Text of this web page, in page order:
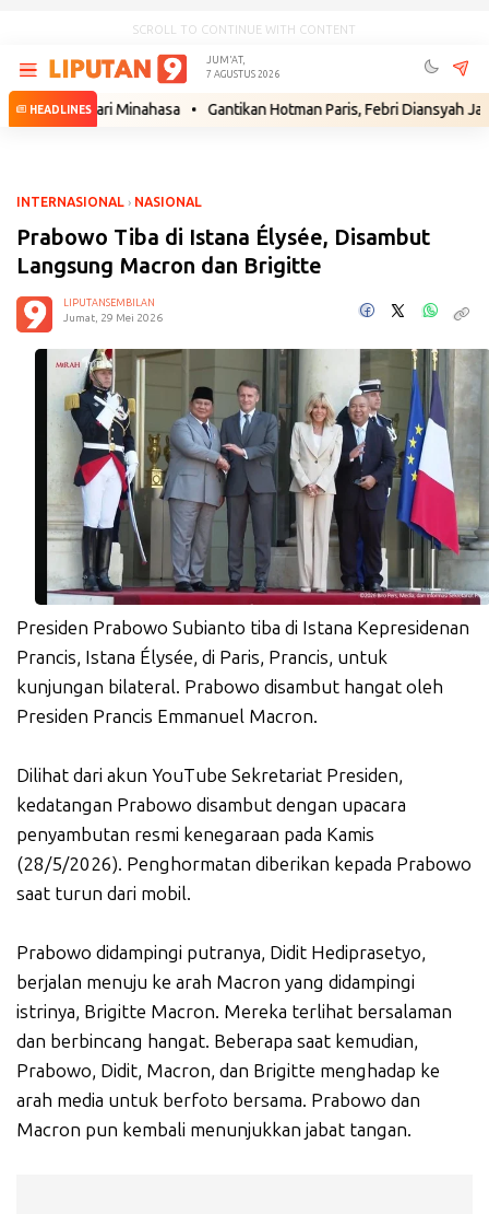
SCROLL TO CONTINUE WITH CONTENT
JUM'AT,
7 AGUSTUS 2026
HEADLINES
dari Minahasa • Gantikan Hotman Paris, Febri Diansyah Jadi
INTERNASIONAL › NASIONAL
Prabowo Tiba di Istana Élysée, Disambut
Langsung Macron dan Brigitte
LIPUTANSEMBILAN
Jumat, 29 Mei 2026
Presiden Prabowo Subianto tiba di Istana Kepresidenan
Prancis, Istana Élysée, di Paris, Prancis, untuk
kunjungan bilateral. Prabowo disambut hangat oleh
Presiden Prancis Emmanuel Macron.
Dilihat dari akun YouTube Sekretariat Presiden,
kedatangan Prabowo disambut dengan upacara
penyambutan resmi kenegaraan pada Kamis
(28/5/2026). Penghormatan diberikan kepada Prabowo
saat turun dari mobil.
Prabowo didampingi putranya, Didit Hediprasetyo,
berjalan menuju ke arah Macron yang didampingi
istrinya, Brigitte Macron. Mereka terlihat bersalaman
dan berbincang hangat. Beberapa saat kemudian,
Prabowo, Didit, Macron, dan Brigitte menghadap ke
arah media untuk berfoto bersama. Prabowo dan
Macron pun kembali menunjukkan jabat tangan.